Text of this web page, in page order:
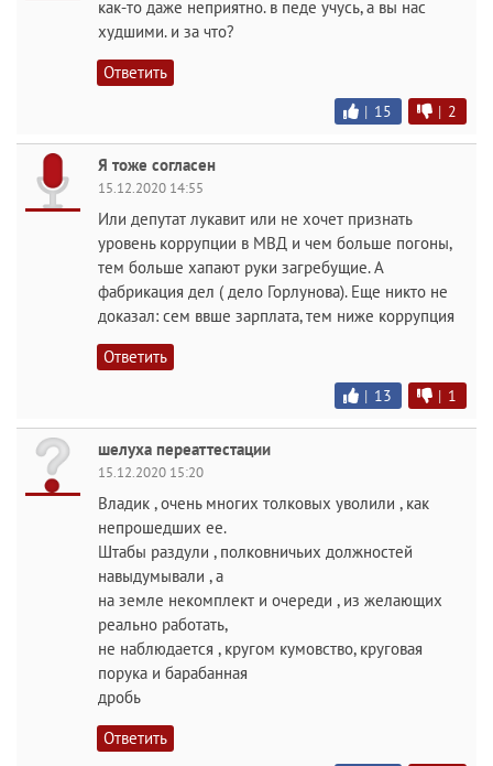
как-то даже неприятно. в педе учусь, а вы нас
худшими. и за что?
Ответить
| 15 | 2
Я тоже согласен
15.12.2020 14:55
Или депутат лукавит или не хочет признать
уровень коррупции в МВД и чем больше погоны,
тем больше хапают руки загребущие. А
фабрикация дел ( дело Горлунова). Еще никто не
доказал: сем ввше зарплата, тем ниже коррупция
Ответить
| 13 | 1
шелуха переаттестации
15.12.2020 15:20
Владик , очень многих толковых уволили , как
непрошедших ее.
Штабы раздули , полковничьих должностей
навыдумывали , а
на земле некомплект и очереди , из желающих
реально работать,
не наблюдается , кругом кумовство, круговая
порука и барабанная
дробь
Ответить